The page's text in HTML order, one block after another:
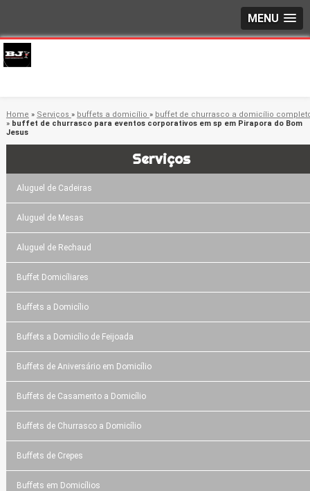
MENU
Home » Serviços » buffets a domicílio » buffet de churrasco a domicílio
» buffet de churrasco para eventos corporativos em sp em Pirapora do Bom
Jesus
Serviços
Aluguel de Cadeiras
Aluguel de Mesas
Aluguel de Rechaud
Buffet Domicíliares
Buffets a Domicílio
Buffets a Domicílio de Feijoada
Buffets de Aniversário em Domicílio
Buffets de Casamento a Domicílio
Buffets de Churrasco a Domicílio
Buffets de Crepes
Buffets em Domicílios